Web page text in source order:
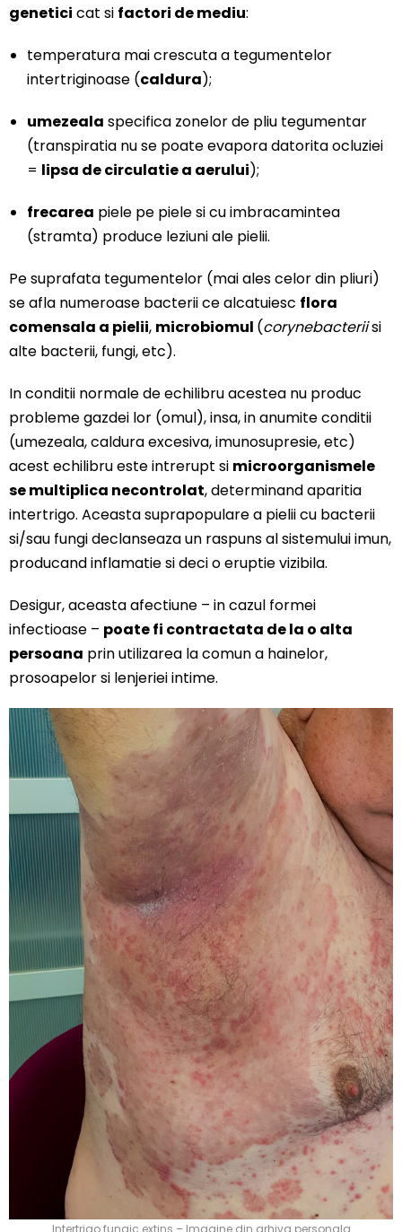
genetici cat si factori de mediu:
temperatura mai crescuta a tegumentelor
intertriginoase (caldura);
umezeala specifica zonelor de pliu tegumentar
(transpiratia nu se poate evapora datorita ocluziei
= lipsa de circulatie a aerului);
frecarea piele pe piele si cu imbracamintea
(stramta) produce leziuni ale pielii.
Pe suprafata tegumentelor (mai ales celor din pliuri)
se afla numeroase bacterii ce alcatuiesc flora
comensala a pielii, microbiomul (corynebacteriisi
alte bacterii, fungi, etc).
In conditii normale de echilibru acestea nu produc
probleme gazdei lor (omul), insa, in anumite conditii
(umezeala, caldura excesiva, imunosupresie, etc)
acest echilibru este intrerupt si microorganismele
se multiplica necontrolat, determinand aparitia
intertrigo. Aceasta suprapopulare a pielii cu bacterii
si/sau fungi declanseaza un raspuns al sistemului imun,
producand inflamatie si deci o eruptie vizibila.
Desigur, aceasta afectiune – in cazul formei
infectioase – poate fi contractata de la o alta
persoana prin utilizarea la comun a hainelor,
prosoapelor si lenjeriei intime.
Intertrigo fungic extins – Imagine din arhiva personala